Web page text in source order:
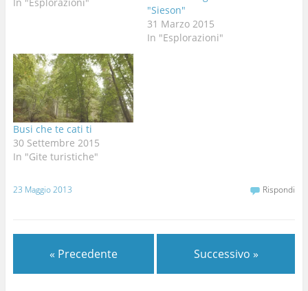
"Sieson"
31 Marzo 2015
In "Esplorazioni"
Busi che te cati ti
30 Settembre 2015
In "Gite turistiche"
23 Maggio 2013 Rispondi
« Precedente Successivo »